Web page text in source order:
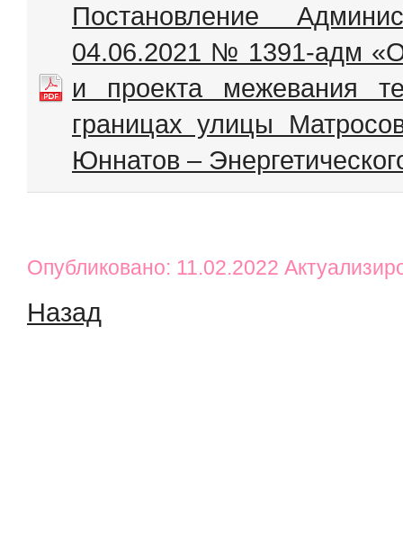
Постановление
04.06.2021 № 1391-адм
и проекта межевания
границах улицы
Юннатов –
Опубликовано: 11.02.2022
Назад